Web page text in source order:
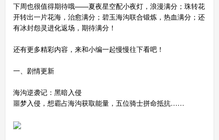
下周也很值得期待哦——夏夜星空配小夜灯，浪漫满分；珠转花
开转出一片花海，治愈满分；碧玉海沟联合锻炼，热血满分；还
有冰封怨灵进化返场，期待满分！
还有更多精彩内容，来和小编一起慢慢往下看吧！
一、剧情更新
海沟逆袭记：黑暗入侵
噩梦入侵，想霸占海沟获取能量，五位骑士拼命抵抗……